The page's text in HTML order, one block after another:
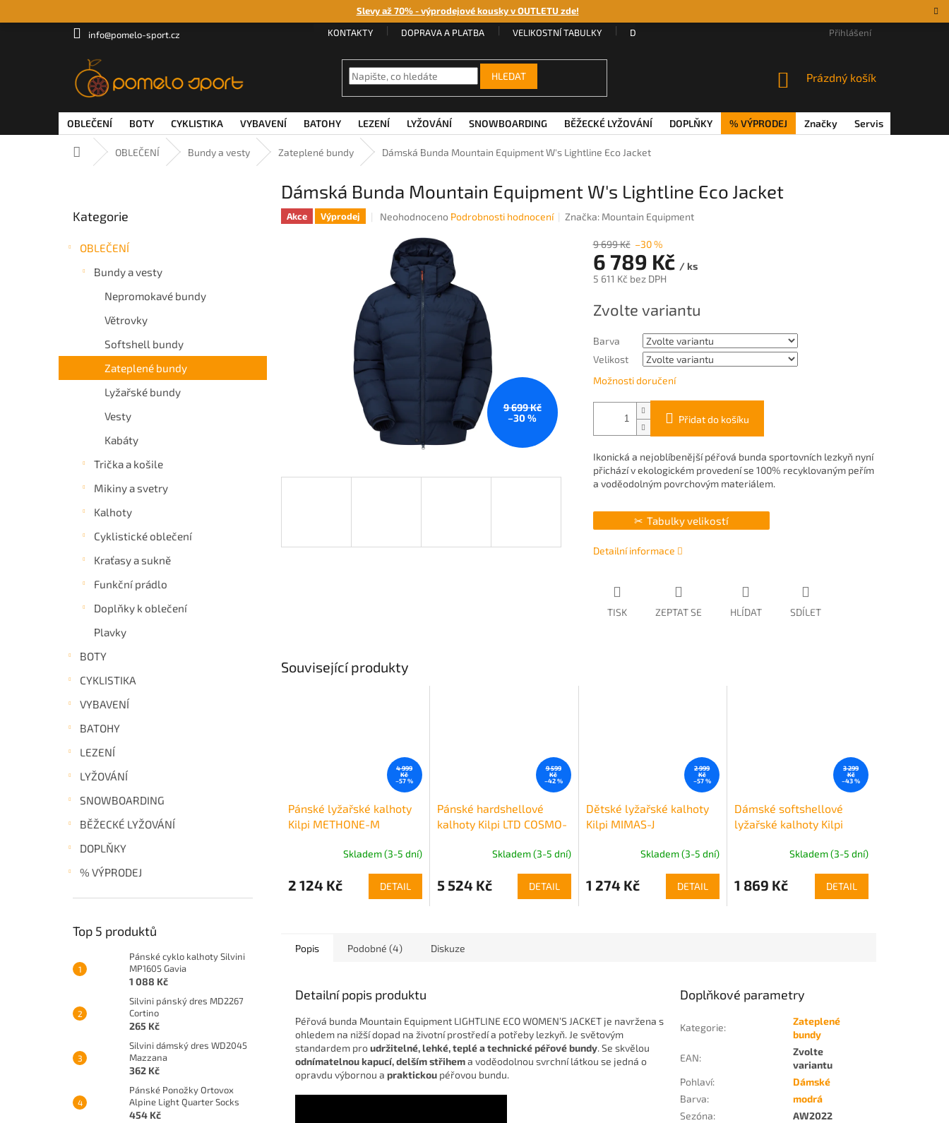
Slevy až 70% - výprodejové kousky v OUTLETU zde!
info@pomelo-sport.cz KONTAKTY DOPRAVA A PLATBA VELIKOSTNÍ TABULKY DÁRKOVÉ POUKAZY VĚRNOSTNÍ PROGRAM
Přihlášení
HLEDAT
NÁKUPNÍ
Prázdný košík
OBLEČENÍ BOTY CYKLISTIKA VYBAVENÍ BATOHY LEZENÍ LYŽOVÁNÍ SNOWBOARDING BĚŽECKÉ LYŽOVÁNÍ DOPLŇKY % VÝPRODEJ Značky Servis
Domů OBLEČENÍ Bundy a vesty Zateplené bundy Dámská Bunda Mountain Equipment W's Lightline Eco Jacket
l
kategorie
Kategorie
OBLEČENÍ
Bundy a vesty
Nepromokavé bundy
Větrovky
Softshell bundy
Zateplené bundy
Lyžařské bundy
Vesty
Kabáty
Trička a košile
Mikiny a svetry
Kalhoty
Cyklistické oblečení
Kraťasy a sukně
Funkční prádlo
Doplňky k oblečení
Plavky
BOTY
CYKLISTIKA
VYBAVENÍ
BATOHY
LEZENÍ
LYŽOVÁNÍ
SNOWBOARDING
BĚŽECKÉ LYŽOVÁNÍ
DOPLŇKY
% VÝPRODEJ
Top 5 produktů
Pánské cyklo kalhoty Silvini
MP1605 Gavia
1 088 Kč
Silvini pánský dres MD2267
Cortino
265 Kč
Silvini dámský dres WD2045
Mazzana
362 Kč
Pánské Ponožky Ortovox
Alpine Light Quarter Socks
454 Kč
Dámská Bunda Mountain Equipment W's Lightline Eco Jacket
Akce Výprodej
Průměrné
produktu
0,0
hvězdiček.
Neohodnoceno Podrobnosti hodnocení Značka: Mountain Equipment
9 699 Kč
–30 %
9 699 Kč –30 %
6 789 Kč / ks
5 611 Kč bez DPH
cena:
Zvolte variantu
Barva
Velikost
Možnosti doručení
Přidat do košíku
Ikonická a nejoblíbenější péřová bunda sportovních lezkyň nyní
přichází v ekologickém provedení se 100% recyklovaným peřím
a voděodolným povrchovým materiálem.
Tabulky velikostí
Detailní informace
TISK ZEPTAT SE HLÍDAT SDÍLET
Související produkty
4 999
Kč
–57 %
Pánské lyžařské kalhoty
Kilpi METHONE-M
Skladem (3-5 dní)
2 124 Kč DETAIL
9 599
Kč
–42 %
Pánské hardshellové
kalhoty Kilpi LTD COSMO-
Skladem (3-5 dní)
5 524 Kč DETAIL
2 999
Kč
–57 %
Dětské lyžařské kalhoty
Kilpi MIMAS-J
Skladem (3-5 dní)
1 274 Kč DETAIL
3 299
Kč
–43 %
Dámské softshellové
lyžařské kalhoty Kilpi
Skladem (3-5 dní)
1 869 Kč DETAIL
Popis Podobné (4) Diskuze
Detailní popis produktu
Péřová bunda Mountain Equipment LIGHTLINE ECO WOMEN’S JACKET je navržena s
ohledem na nižší dopad na životní prostředí a potřeby lezkyň. Je světovým
standardem proudržitelné,lehké, teplé a technické péřové bundy. Se skvělou
odnímatelnou kapucí, delším střihema voděodolnou svrchní látkou se jedná o
opravdu výbornou a praktickou péřovou bundu.
Doplňkové parametry
Kategorie:
Zateplené
bundy
EAN:
Zvolte
variantu
Pohlaví:
Dámské
Barva:
modrá
Sezóna:
AW2022